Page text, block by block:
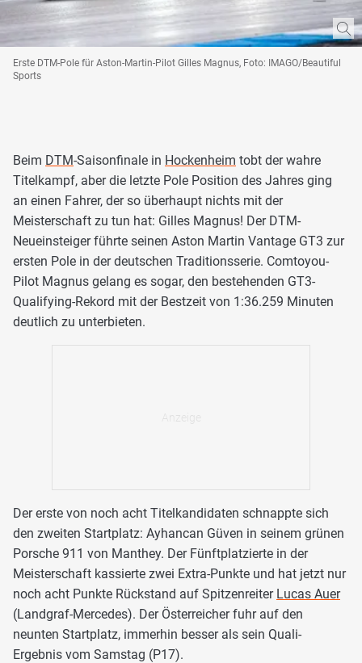
Erste DTM-Pole für Aston-Martin-Pilot Gilles Magnus, Foto: IMAGO/Beautiful
Sports
Beim DTM-Saisonfinale in Hockenheim tobt der wahre
Titelkampf, aber die letzte Pole Position des Jahres ging
an einen Fahrer, der so überhaupt nichts mit der
Meisterschaft zu tun hat: Gilles Magnus! Der DTM-
Neueinsteiger führte seinen Aston Martin Vantage GT3 zur
ersten Pole in der deutschen Traditionsserie. Comtoyou-
Pilot Magnus gelang es sogar, den bestehenden GT3-
Qualifying-Rekord mit der Bestzeit von 1:36.259 Minuten
deutlich zu unterbieten.
Der erste von noch acht Titelkandidaten schnappte sich
den zweiten Startplatz: Ayhancan Güven in seinem grünen
Porsche 911 von Manthey. Der Fünftplatzierte in der
Meisterschaft kassierte zwei Extra-Punkte und hat jetzt nur
noch acht Punkte Rückstand auf Spitzenreiter Lucas Auer
(Landgraf-Mercedes). Der Österreicher fuhr auf den
neunten Startplatz, immerhin besser als sein Quali-
Ergebnis vom Samstag (P17).